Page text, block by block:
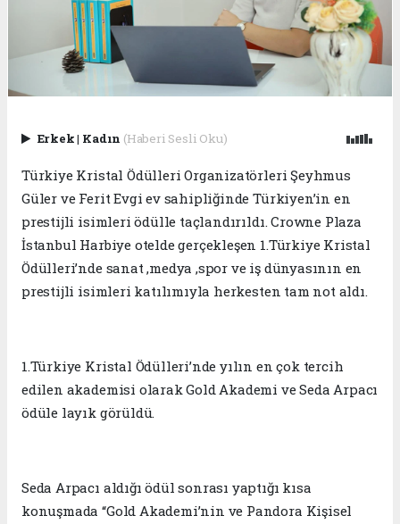
Erkek| Kadın (Haberi Sesli Oku)
Türkiye Kristal Ödülleri Organizatörleri Şeyhmus
Güler ve Ferit Evgi ev sahipliğinde Türkiyen’in en
prestijli isimleri ödülle taçlandırıldı. Crowne Plaza
İstanbul Harbiye otelde gerçekleşen 1.Türkiye Kristal
Ödülleri’nde sanat ,medya ,spor ve iş dünyasının en
prestijli isimleri katılımıyla herkesten tam not aldı.
1.Türkiye Kristal Ödülleri’nde yılın en çok tercih
edilen akademisi olarak Gold Akademi ve Seda Arpacı
ödüle layık görüldü.
Seda Arpacı aldığı ödül sonrası yaptığı kısa
konuşmada “Gold Akademi’nin ve Pandora Kişisel